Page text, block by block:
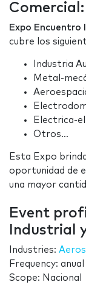
Expo
cubre los
Industria
Metal-
Electrica-
Otros...
Esta Expo
oportunidad de
una mayor
Event
Industrial
Industries:
Frequency: anual
Scope: Nacional